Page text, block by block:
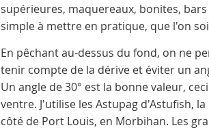
supérieures, maquereaux, bonites,
simple à mettre en pratique, que l'on
En pêchant au-dessus du fond, on ne
tenir compte de la dérive et éviter un
Un angle de 30° est la bonne valeur,
ventre. J'utilise les Astupag d'Astufish,
côté de Port Louis, en Morbihan. Les